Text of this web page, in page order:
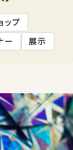
ップ
ー 展示